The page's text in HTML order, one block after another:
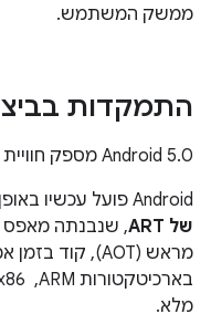
ממשק המשתמש.
התמקדות
Android 5.0 מספק חוויית מחשוב מהירה, חלקה וחזקה יותר.
Android פועל עכשיו באופן בלעדי ב
של ART
, שנבנתה מאפס
מלא.